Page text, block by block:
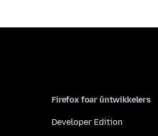
Firefox foar ûntwikkelers
Developer Edition